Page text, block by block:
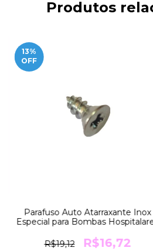
Produtos
13%
OFF
Parafuso Auto Atarraxante Inox
Especial para Bombas
R$19,12
R$16,72